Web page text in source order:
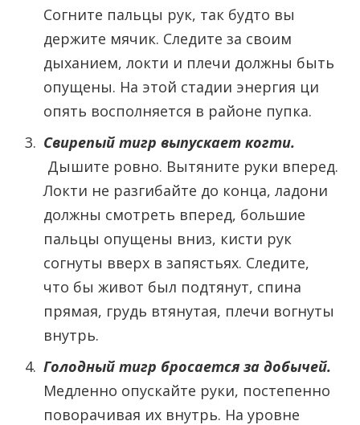
Согните пальцы рук, так будто вы
держите мячик. Следите за своим
дыханием, локти и плечи должны быть
опущены. На этой стадии энергия ци
опять восполняется в районе пупка.
Свирепый тигр выпускает когти.
Дышите ровно. Вытяните руки вперед.
Локти не разгибайте до конца, ладони
должны смотреть вперед, большие
пальцы опущены вниз, кисти рук
согнуты вверх в запястьях. Следите,
что бы живот был подтянут, спина
прямая, грудь втянутая, плечи вогнуты
внутрь.
Голодный тигр бросается за добычей.
Медленно опускайте руки, постепенно
поворачивая их внутрь. На уровне